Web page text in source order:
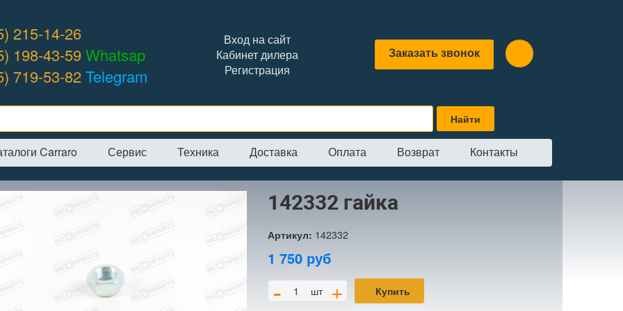
215-14-26
198-43-59Whatsap
719-53-82Telegram
Вход на сайт
Кабинет дилера
Регистрация
Заказать звонок
Carraro Сервис Техника Доставка Оплата Возврат Контакты
→Интернет-магазин →CARRARO Гайки→142332 гайка
142332 гайка
Артикул: 142332
1 750 руб
- шт + Купить